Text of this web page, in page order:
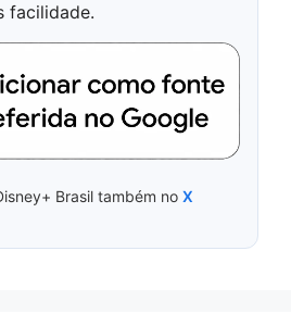
facilidade.
Brasil também no X